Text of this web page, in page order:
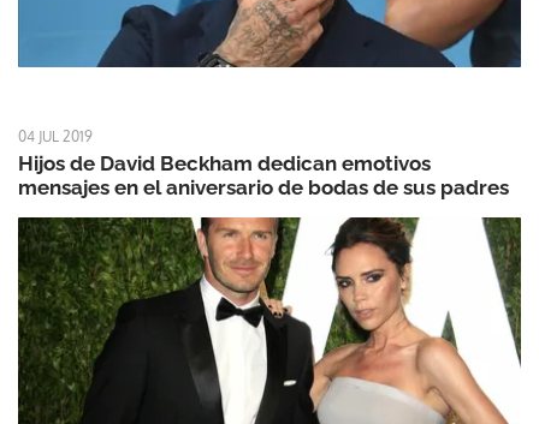
04 JUL 2019
Hijos de David Beckham dedican emotivos
mensajes en el aniversario de bodas de sus padres